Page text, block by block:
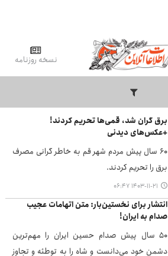
نسخه روزنامه
برق گران شد، قمی‌ها تحریم کردند!
+عکس‌های دیدنی
۶۰ سال پیش مردم شهر قم به خاطر گرانی مصرف
برق را تحریم کردند.
۱۴۰۳-۱۱-۲۱ ۰۶:۴۷
انتشار برای نخستین‌بار: متن اتهامات عجیب
صدام به ایران!
۵۰ سال پیش صدام حسین ایران را مهم‌ترین
دشمن خود می‌دانست و شاه را به توطئه و تجاوز